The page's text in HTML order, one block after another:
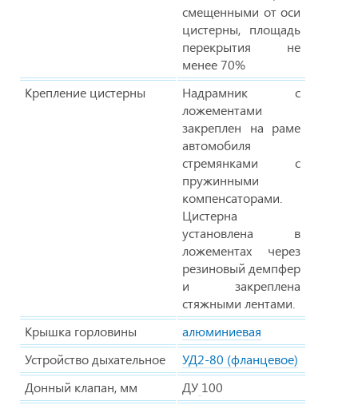
смещенными от оси
цистерны, площадь
перекрытия не
менее 70%
Крепление цистерны
Надрамник с
ложементами
закреплен на раме
автомобиля
стремянками с
пружинными
компенсаторами.
Цистерна
установлена в
ложементах через
резиновый демпфер
и закреплена
стяжными лентами.
Крышка горловины
алюминиевая
Устройство дыхательное
УД2-80 (фланцевое)
Донный клапан, мм
ДУ 100